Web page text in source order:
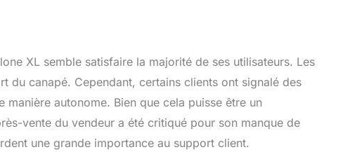
XL semble satisfaire la majorité de ses utilisateurs. Les
du canapé. Cependant, certains clients ont signalé des
manière autonome. Bien que cela puisse être un
vente du vendeur a été critiqué pour son manque de
une grande importance au support client.